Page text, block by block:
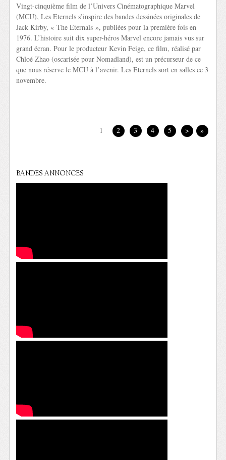
Vingt-cinquième film de l’Univers Cinématographique Marvel
(MCU), Les Eternels s’inspire des bandes dessinées originales de
Jack Kirby, « The Eternals », publiées pour la première fois en
1976. L’histoire suit dix super-héros Marvel encore jamais vus sur
grand écran. Pour le producteur Kevin Feige, ce film, réalisé par
Chloé Zhao (oscarisée pour Nomadland), est un précurseur de ce
que nous réserve le MCU à l’avenir. Les Eternels sort en salles ce 3
novembre.
1 2 3 4 5 > »
BANDES ANNONCES